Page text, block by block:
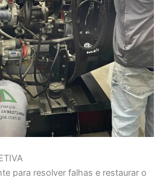
para resolver falhas e restaurar o